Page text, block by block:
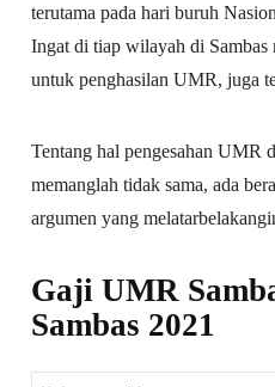
terutama pada hari buruh
Ingat di tiap wilayah di Sambas
untuk penghasilan UMR, juga
Tentang hal pengesahan UMR
memanglah tidak sama, ada
argumen yang
Gaji UMR
Sambas 2021